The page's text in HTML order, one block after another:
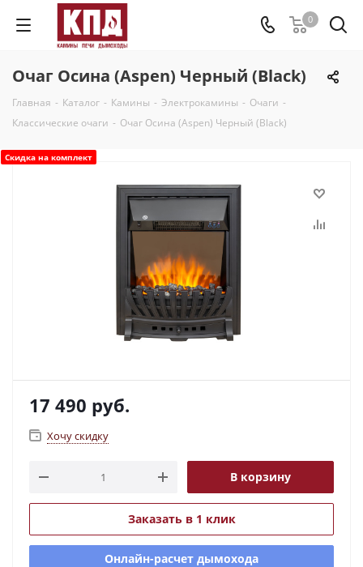
0
Очаг Осина (Aspen) Черный (Black)
Главная - Каталог - Камины - Электрокамины - Очаги -
Классические очаги - Очаг Осина (Aspen) Черный (Black)
Скидка на комплект
17 490 руб.
Хочу скидку
В корзину
Заказать в 1 клик
Онлайн-расчет дымохода